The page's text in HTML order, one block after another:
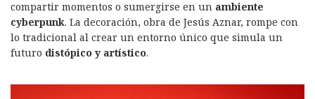
compartir momentos o sumergirse en un ambiente
cyberpunk. La decoración, obra de Jesús Aznar, rompe con
lo tradicional al crear un entorno único que simula un
futuro distópico y artístico.